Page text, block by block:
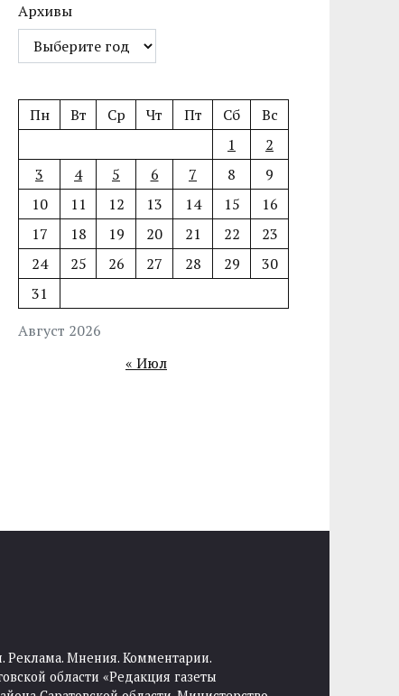
Архивы
Август 2026
Пн Вт Ср Чт Пт Сб
Вс
1
2
3
4 5 6 7 8
9
10
11 12 13 14 15
16
17
18 19 20 21 22
23
24
25 26 27 28 29
30
31
« Июл
Реклама. Мнения. Комментарии.
области «Редакция газеты